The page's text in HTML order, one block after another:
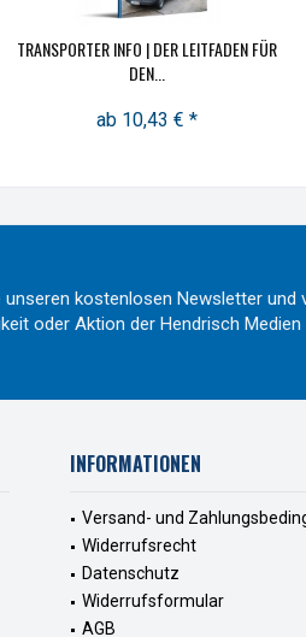
TRANSPORTER INFO | DER LEITFADEN FÜR
DEN...
ab 10,43 € *
unseren kostenlosen Newsletter und
oder Aktion der Hendrisch Medien
INFORMATIONEN
Versand- und
Widerrufsrecht
Datenschutz
Widerrufsformular
AGB